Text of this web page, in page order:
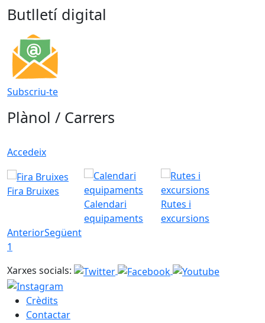
Butlletí digital
Subscriu-te
Plànol / Carrers
Accedeix
Fira Bruixes
Calendari
equipaments
Rutes i
excursions
AnteriorSegüent
1
Xarxes socials:
Crèdits
Contactar